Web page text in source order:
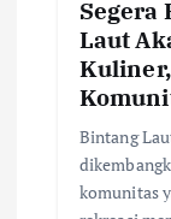
Segera
Laut
Bintang
komunitas